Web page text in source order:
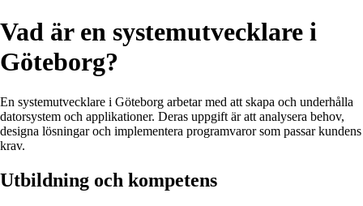
Vad är en systemutvecklare i
Göteborg?
En systemutvecklare i Göteborg arbetar med att skapa och underhålla
datorsystem och applikationer. Deras uppgift är att analysera behov,
designa lösningar och implementera programvaror som passar kundens
krav.
Utbildning och kompetens